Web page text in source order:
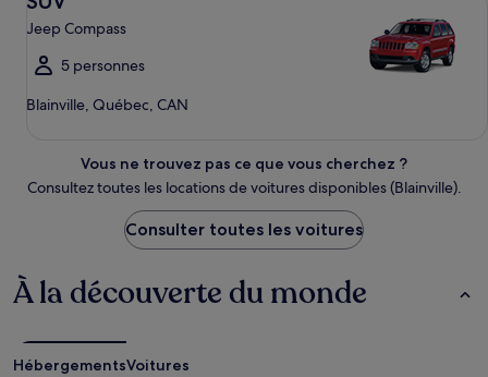
Jeep Compass
5 personnes
Blainville, Québec, CAN
Vous ne trouvez pas ce que vous cherchez ?
Consultez toutes les locations de voitures disponibles (Blainville).
Consulter toutes les voitures
À la découverte du monde
HébergementsVoitures